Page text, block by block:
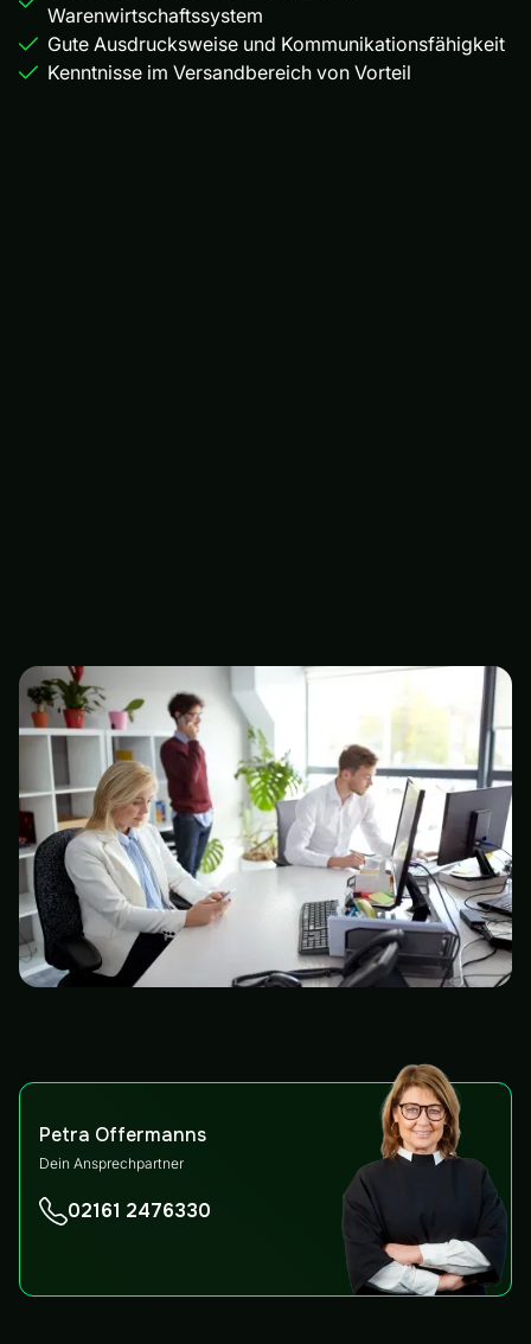
Warenwirtschaftssystem
Gute Ausdrucksweise und Kommunikationsfähigkeit
Kenntnisse im Versandbereich von Vorteil
Petra Offermanns
Dein Ansprechpartner
02161 2476330